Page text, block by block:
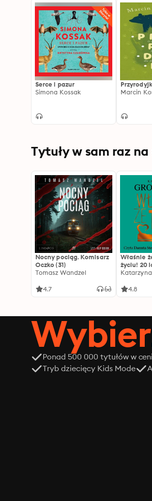
Serce i pazur
Simona Kossak
Marcin
Tytuły w sam raz
Nocny pociąg. Komisarz
Oczko (31)
Tomasz Wandzel
4.7
Właśnie
życiu! 20
4.8
Ponad 500 000 tytułów w
Tryb dziecięcy Kids Mode